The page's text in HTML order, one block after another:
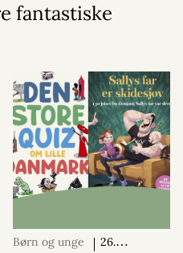
fantastiske
Børn og unge
26.